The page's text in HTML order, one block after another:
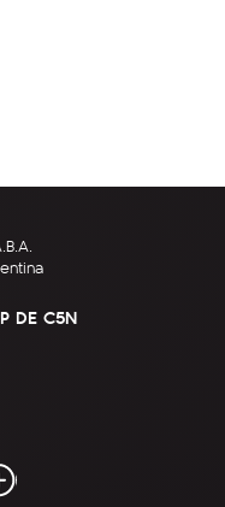
DE C5N